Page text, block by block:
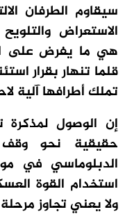
سيقاوم الطرفان
الاستعراض
هي ما يفرض على
قلما تنهار بقرار
تملك أطرافها آلية
إن الوصول
حقيقية نحو وقف
الدبلوماسي في
استخدام القوة
ولا يعني تجاوز